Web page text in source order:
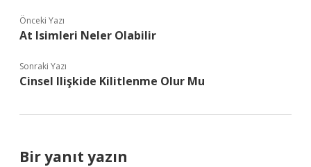
Önceki Yazı
At Isimleri Neler Olabilir
Sonraki Yazı
Cinsel Ilişkide Kilitlenme Olur Mu
Bir yanıt yazın